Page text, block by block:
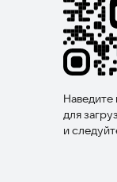
Наведите
для
и